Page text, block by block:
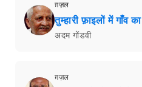
ग़ज़ल
तुम्हारी फ़ाइलों में गाँव
अदम गोंडवी
ग़ज़ल